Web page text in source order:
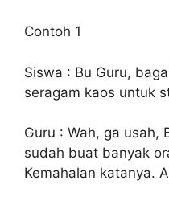
Contoh 1
Siswa : Bu Guru,
seragam kaos untuk
Guru : Wah, ga usah,
sudah buat banyak
Kemahalan katanya.